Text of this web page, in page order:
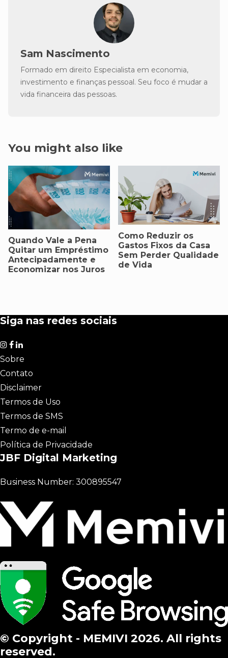
Sam Nascimento
Formado em direito Especialista em economia,
investimento e finanças pessoal. Seu foco é mudar a
vida financeira das pessoas.
You might also like
Quando Vale a Pena
Quitar um Empréstimo
Antecipadamente e
Economizar nos Juros
Como Reduzir os
Gastos Fixos da Casa
Sem Perder Qualidade
de Vida
Siga nas redes sociais
Sobre
Contato
Disclaimer
Termos de Uso
Termos de SMS
Termo de e-mail
Política de Privacidade
JBF Digital Marketing
Business Number: 300895547
© Copyright - MEMIVI 2026. All rights
reserved.